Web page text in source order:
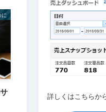
に
詳しくはこちらか